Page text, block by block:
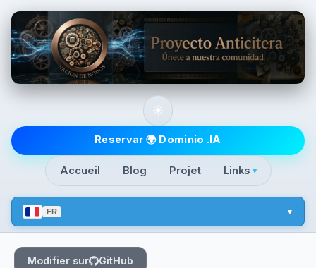
Top level
Accueil Blog Projet Links ▾
FR
☀️
Reservar 🌍 Dominio .IA
Modifier sur GitHub